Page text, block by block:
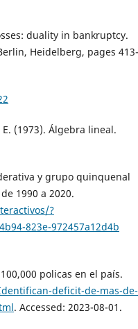
duality in bankruptcy.
Heidelberg, pages 413-
(1973). Álgebra lineal.
y grupo quinquenal
1990 a 2020.
?
823e-972457a12d4b
policas en el país.
deficit-de-mas-de-
. Accessed: 2023-08-01.